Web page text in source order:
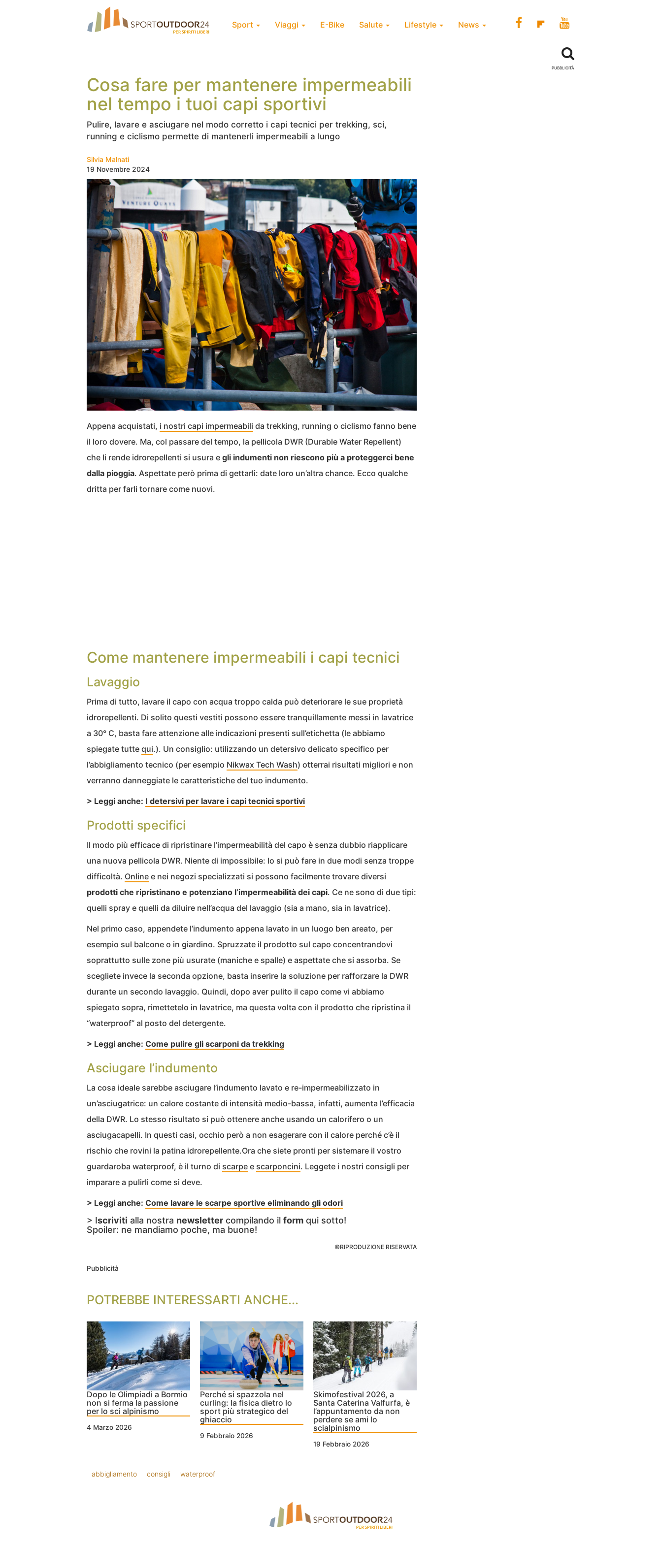
Sport Viaggi E-Bike Salute Lifestyle News
Cosa fare per mantenere impermeabili
nel tempo i tuoi capi sportivi
Pulire, lavare e asciugare nel modo corretto i capi tecnici per trekking, sci,
running e ciclismo permette di mantenerli impermeabili a lungo
Silvia Malnati
19 Novembre 2024
Appena acquistati, i nostri capi impermeabili da trekking, running o ciclismo fanno bene
il loro dovere. Ma, col passare del tempo, la pellicola DWR (Durable Water Repellent)
che li rende idrorepellenti si usura e gli indumenti non riescono più a proteggerci bene
dalla pioggia. Aspettate però prima di gettarli: date loro un’altra chance. Ecco qualche
dritta per farli tornare come nuovi.
Come mantenere impermeabili i capi tecnici
Lavaggio
Prima di tutto, lavare il capo con acqua troppo calda può deteriorare le sue proprietà
idrorepellenti. Di solito questi vestiti possono essere tranquillamente messi in lavatrice
a 30° C, basta fare attenzione alle indicazioni presenti sull’etichetta (le abbiamo
spiegate tutte qui.). Un consiglio: utilizzando un detersivo delicato specifico per
l’abbigliamento tecnico (per esempio Nikwax Tech Wash) otterrai risultati migliori e non
verranno danneggiate le caratteristiche del tuo indumento.
> Leggi anche: I detersivi per lavare i capi tecnici sportivi
Prodotti specifici
Il modo più efficace di ripristinare l’impermeabilità del capo è senza dubbio riapplicare
una nuova pellicola DWR. Niente di impossibile: lo si può fare in due modi senza troppe
difficoltà. Online e nei negozi specializzati si possono facilmente trovare diversi
prodotti che ripristinano e potenziano l’impermeabilità dei capi. Ce ne sono di due tipi:
quelli spray e quelli da diluire nell’acqua del lavaggio (sia a mano, sia in lavatrice).
Nel primo caso, appendete l’indumento appena lavato in un luogo ben areato, per
esempio sul balcone o in giardino. Spruzzate il prodotto sul capo concentrandovi
soprattutto sulle zone più usurate (maniche e spalle) e aspettate che si assorba. Se
scegliete invece la seconda opzione, basta inserire la soluzione per rafforzare la DWR
durante un secondo lavaggio. Quindi, dopo aver pulito il capo come vi abbiamo
spiegato sopra, rimettetelo in lavatrice, ma questa volta con il prodotto che ripristina il
“waterproof” al posto del detergente.
> Leggi anche: Come pulire gli scarponi da trekking
Asciugare l’indumento
La cosa ideale sarebbe asciugare l’indumento lavato e re-impermeabilizzato in
un’asciugatrice: un calore costante di intensità medio-bassa, infatti, aumenta l’efficacia
della DWR. Lo stesso risultato si può ottenere anche usando un calorifero o un
asciugacapelli. In questi casi, occhio però a non esagerare con il calore perché c’è il
rischio che rovini la patina idrorepellente.Ora che siete pronti per sistemare il vostro
guardaroba waterproof, è il turno di scarpe e scarponcini. Leggete i nostri consigli per
imparare a pulirli come si deve.
> Leggi anche: Come lavare le scarpe sportive eliminando gli odori
> Iscriviti alla nostra newsletter compilando il form qui sotto!
Spoiler: ne mandiamo poche, ma buone!
©RIPRODUZIONE RISERVATA
Pubblicità
POTREBBE INTERESSARTI ANCHE...
Dopo le Olimpiadi a Bormio
non si ferma la passione
per lo sci alpinismo
4 Marzo 2026
Perché si spazzola nel
curling: la fisica dietro lo
sport più strategico del
ghiaccio
9 Febbraio 2026
Skimofestival 2026, a
Santa Caterina Valfurfa, è
l’appuntamento da non
perdere se ami lo
scialpinismo
19 Febbraio 2026
abbigliamento consigli waterproof
PUBBLICITÀ